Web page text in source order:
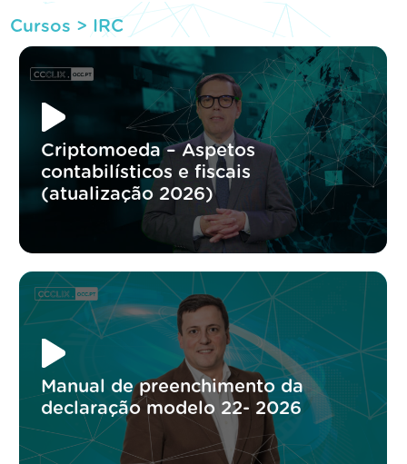
Cursos >IRC
Criptomoeda – Aspetos
contabilísticos e fiscais
(atualização 2026)
Manual de preenchimento da
declaração modelo 22- 2026